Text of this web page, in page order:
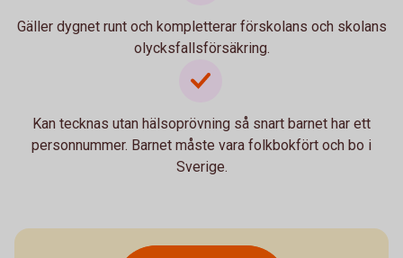
Gäller dygnet runt och kompletterar förskolans och skolans
olycksfallsförsäkring.
Kan tecknas utan hälsoprövning så snart barnet har ett
personnummer. Barnet måste vara folkbokfört och bo i
Sverige.